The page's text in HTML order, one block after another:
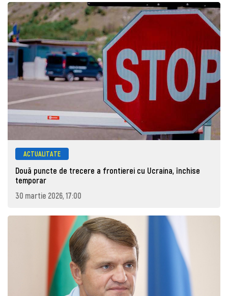
ACTUALITATE
Două puncte de trecere a frontierei cu Ucraina, închise
temporar
30 martie 2026, 17:00